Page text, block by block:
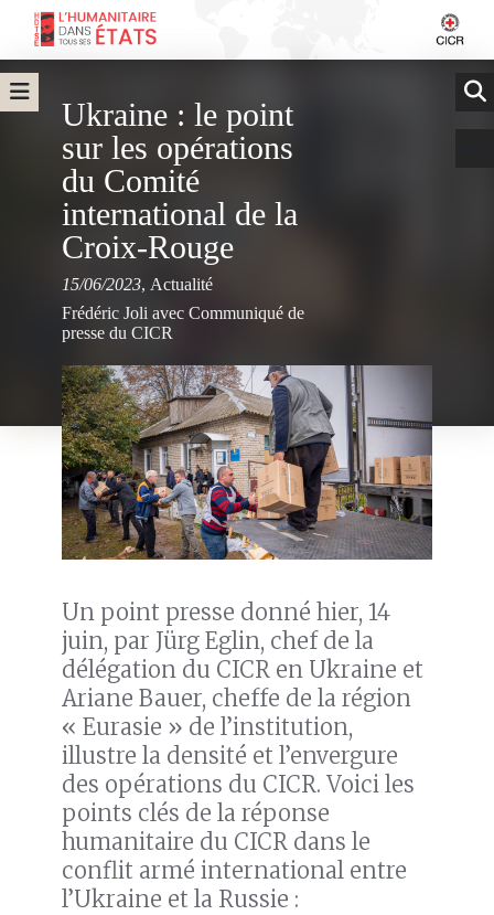
Ukraine : le point
sur les opérations
du Comité
international de la
Croix-Rouge
15/06/2023, Actualité
Frédéric Joli avec Communiqué de
presse du CICR
Un point presse donné hier, 14
juin, par Jürg Eglin, chef de la
délégation du CICR en Ukraine et
Ariane Bauer, cheffe de la région
« Eurasie » de l’institution,
illustre la densité et l’envergure
des opérations du CICR. Voici les
points clés de la réponse
humanitaire du CICR dans le
conflit armé international entre
l’Ukraine et la Russie :